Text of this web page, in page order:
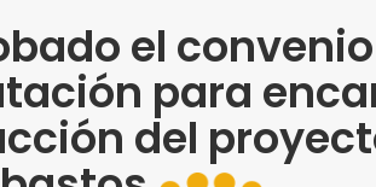
el
para
del